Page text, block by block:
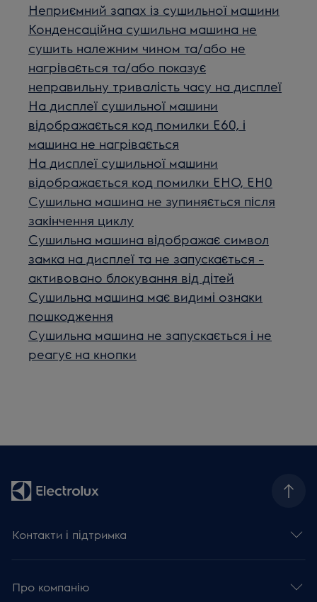
Неприємний запах із сушильної машини
Конденсаційна сушильна машина не
сушить належним чином та/або не
нагрівається та/або показує
неправильну тривалість часу на дисплеї
На дисплеї сушильної машини
відображається код помилки E60, і
машина не нагрівається
На дисплеї сушильної машини
відображається код помилки EHO, EH0
Сушильна машина не зупиняється після
закінчення циклу
Сушильна машина відображає символ
замка на дисплеї та не запускається -
активовано блокування від дітей
Сушильна машина має видимі ознаки
пошкодження
Сушильна машина не запускається і не
реагує на кнопки
Контакти і підтримка
Про компанію